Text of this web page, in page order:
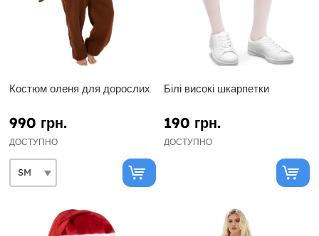
Костюм оленя для дорослих
990 грн.
ДОСТУПНО
Білі високі шкарпетки
190 грн.
ДОСТУПНО